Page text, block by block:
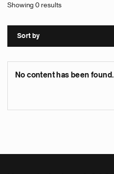
Showing 0 results
Sort by
No content has been found.